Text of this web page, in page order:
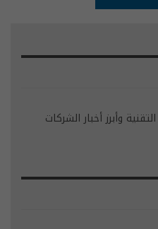
وأبرز أخبار الشركات